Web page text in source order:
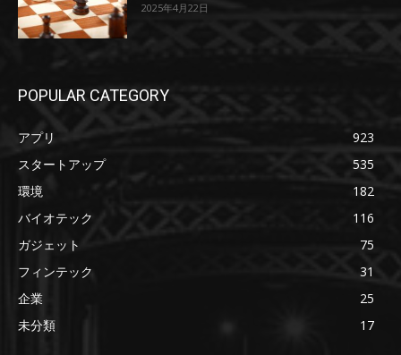
2025年4月22日
POPULAR CATEGORY
アプリ
923
スタートアップ
535
環境
182
バイオテック
116
ガジェット
75
フィンテック
31
企業
25
未分類
17